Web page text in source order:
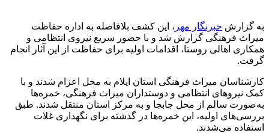
به گزارش خبرنگار مهر ، این کشف بلافاصله به اداره حفاظت
میراث فرهنگی گزارش شد و با حضور سریع نیروی انتظامی و
همکاری اهالی روستا، اقدامات اولیه برای حفاظت از این آثار انجام
گرفت.
کارشناسان میراث فرهنگی استان ایلام به محل اعزام شدند و با
کمک نیروهای انتظامی و دوستداران میراث فرهنگی، خمره‌ها
به‌صورت سالم از محل جابجا و به مرکز استان منتقل شدند. طبق
بررسی‌های اولیه، این خمره‌ها در گذشته برای نگهداری غلات
استفاده می‌شدند.